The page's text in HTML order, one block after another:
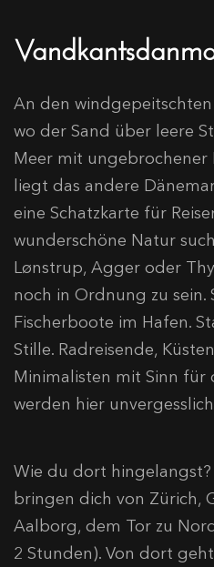
An den
wo der Sand über leere
Meer mit ungebrochener
liegt das andere
eine Schatzkarte für
wunderschöne Natur
Lønstrup, Agger oder
noch in Ordnung zu sein.
Fischerboote im Hafen.
Stille. Radreisende,
Minimalisten mit Sinn für
werden hier
Wie du dort
bringen dich von Zürich,
Aalborg, dem Tor zu
2 Stunden). Von dort